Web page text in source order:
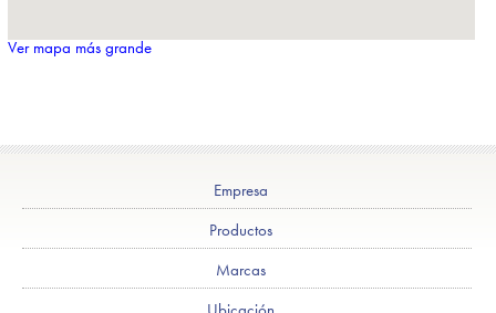
Ver mapa más grande
Empresa
Productos
Marcas